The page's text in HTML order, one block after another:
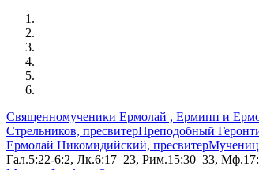
Священномученики Ермолай , Ермипп и
Стрельников, пресвитерПреподобный
Ермолай Никомидийский, пресвитер
Гал.5:22-6:2, Лк.6:17–23, Рим.15:30–33,